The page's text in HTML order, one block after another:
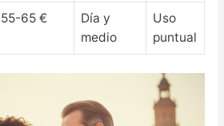
55-65 €
Día y
medio
Uso
puntual